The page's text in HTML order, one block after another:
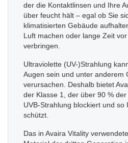
der die Kontaktlinsen und Ihre
über feucht hält – egal ob Sie
klimatisierten Gebäude
Luft machen oder lange Zeit
verbringen.
Ultraviolette (UV-)Strahlung
Augen sein und unter anderem
verursachen. Deshalb bietet
der Klasse 1, der über 90 %
UVB-Strahlung blockiert und so
schützt.
Das in Avaira Vitality